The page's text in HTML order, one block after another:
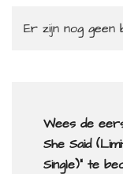
Er zijn nog geen
Wees de
She Said
Single)” te